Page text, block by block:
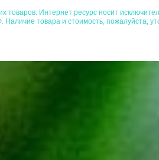
товаров. Интернет ресурс носит
Наличие товара и стоимость, пожалуйста,